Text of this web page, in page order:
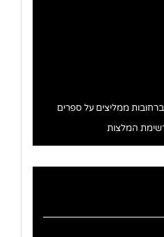
ממליצים על ספרים
המלצות